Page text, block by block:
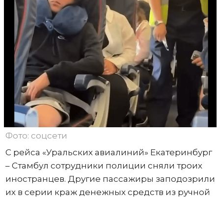
Фото: соцсети
С рейса «Уральских авиалиний» Екатеринбург
– Стамбул сотрудники полиции сняли троих
иностранцев. Другие пассажиры заподозрили
их в серии краж денежных средств из ручной